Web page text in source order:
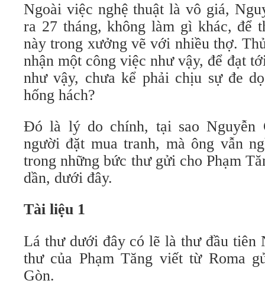
Ngoài việc nghệ thuật là vô giá,
ra 27 tháng, không làm gì khác, để
này trong xưởng vẽ với nhiều thợ.
nhận một công việc như vậy, để đạt
như vậy, chưa kể phải chịu sự đe
hống hách?
Đó là lý do chính, tại sao Nguyễn
người đặt mua tranh, mà ông vẫn
trong những bức thư gửi cho Phạm
dần, dưới đây.
Tài liệu 1
Lá thư dưới đây có lẽ là thư đầu tiên
thư của Phạm Tăng viết từ Roma
Gòn.